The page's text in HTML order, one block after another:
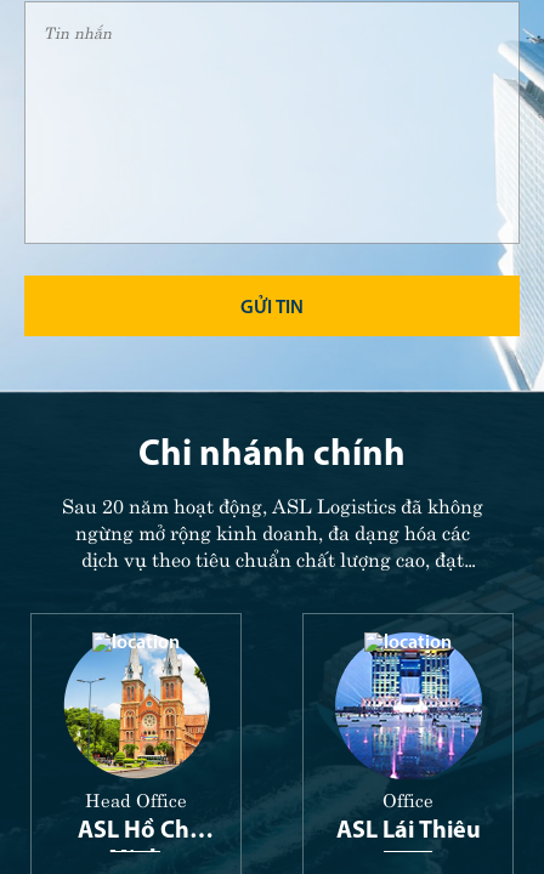
Chi nhánh chính
Sau 20 năm hoạt động, ASL Logistics đã không
ngừng mở rộng kinh doanh, đa dạng hóa các
dịch vụ theo tiêu chuẩn chất lượng cao, đạt
được nhiều thành tựu và được cấp chứng nhận
bởi các nhà phát hành trong và ngoài nước.
Head Office
ASL Hồ Chí
Office
ASL Lái Thiêu